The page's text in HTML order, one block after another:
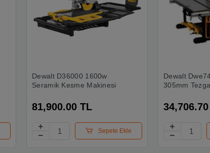
Dewalt D36000 1600w
Seramik Kesme Makinesi
81,900.00 TL
Sepete Ekle
Dewalt
305mm